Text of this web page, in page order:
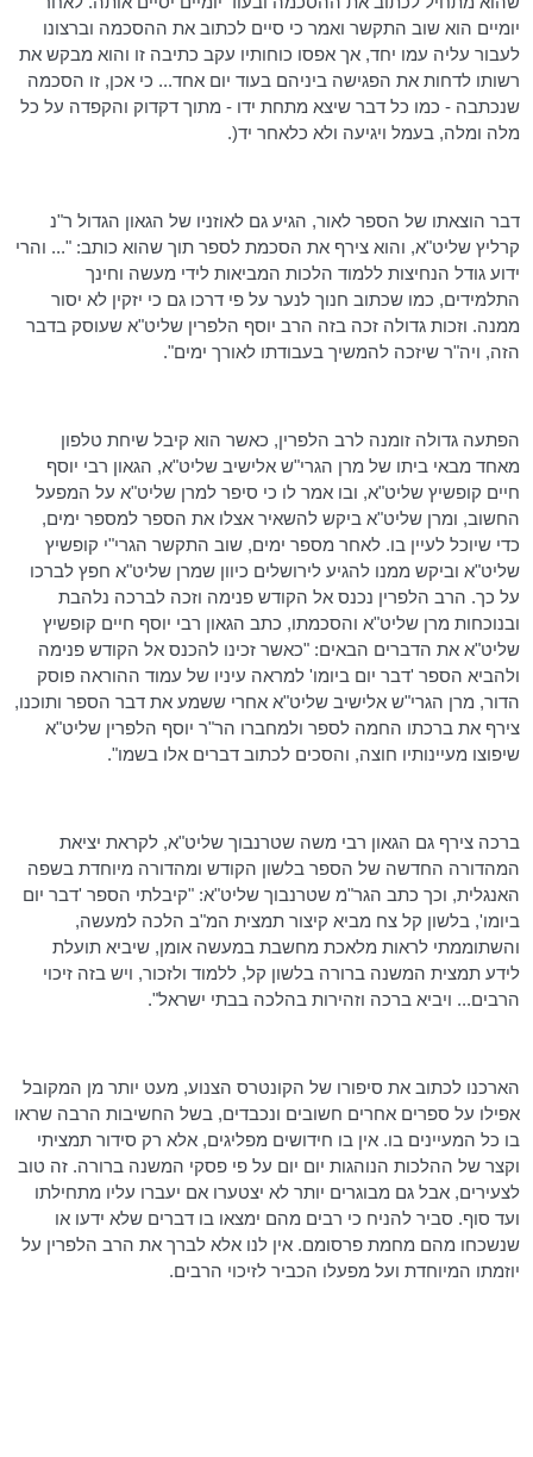
יומיים הוא שוב התקשר ואמר כי סיים לכתוב את ההסכמה וברצונו
לעבור עליה עמו יחד, אך אפסו כוחותיו עקב כתיבה זו והוא מבקש את
רשותו לדחות את הפגישה ביניהם בעוד יום אחד... כי אכן, זו הסכמה
שנכתבה - כמו כל דבר שיצא מתחת ידו - מתוך דקדוק והקפדה על כל
מלה ומלה, בעמל ויגיעה ולא כלאחר יד(.
דבר הוצאתו של הספר לאור, הגיע גם לאוזניו של הגאון הגדול ר"נ
קרליץ שליט"א, והוא צירף את הסכמת לספר תוך שהוא כותב: "... והרי
ידוע גודל הנחיצות ללמוד הלכות המביאות לידי מעשה וחינך
התלמידים, כמו שכתוב חנוך לנער על פי דרכו גם כי יזקין לא יסור
ממנה. וזכות גדולה זכה בזה הרב יוסף הלפרין שליט"א שעוסק בדבר
הזה, ויה"ר שיזכה להמשיך בעבודתו לאורך ימים".
הפתעה גדולה זומנה לרב הלפרין, כאשר הוא קיבל שיחת טלפון
מאחד מבאי ביתו של מרן הגרי"ש אלישיב שליט"א, הגאון רבי יוסף
חיים קופשיץ שליט"א, ובו אמר לו כי סיפרלמרן שליט"א על המפעל
החשוב, ומרן שליט"א ביקש להשאיר אצלו את הספר למספר ימים,
כדי שיוכל לעיין בו. לאחר מספר ימים, שוב התקשר הגרי"י קופשיץ
שליט"א וביקש ממנו להגיע לירושלים כיוון שמרן שליט"א חפץ לברכו
על כך. הרב הלפרין נכנס אל הקודש פנימה וזכה לברכה נלהבת
ובנוכחות מרן שליט"א והסכמתו, כתב הגאון רבי יוסף חיים קופשיץ
שליט"א את הדברים הבאים: "כאשר זכינו להכנס אל הקודש פנימה
ולהביא הספר 'דבר יום ביומו' למראה עיניו של עמוד ההוראה פוסק
הדור, מרן הגרי"ש אלישיב שליט"א אחרי ששמע את דבר הספר ותוכנו,
צירף את ברכתו החמה לספר ולמחברו הר"ר יוסף הלפרין שליט"א
שיפוצו מעיינותיו חוצה, והסכים לכתוב דברים אלו בשמו".
ברכה צירף גם הגאון רבי משהשטרנבוך שליט"א, לקראת יציאת
המהדורה החדשה של הספר בלשון הקודש ומהדורה מיוחדת בשפה
האנגלית, וכך כתב הגר"מ שטרנבוך שליט"א: "קיבלתי הספר 'דבר יום
ביומו', בלשון קל צח מביא קיצור תמצית המ"ב הלכה למעשה,
והשתוממתי לראות מלאכת מחשבת במעשה אומן, שיביא תועלת
לידע תמצית המשנה ברורה בלשון קל, ללמוד ולזכור, ויש בזה זיכוי
הרבים... ויביא ברכה וזהירות בהלכה בבתי ישראל".
הארכנו לכתוב את סיפורו של הקונטרס הצנוע, מעט יותר מן המקובל
אפילו על ספרים אחרים חשובים ונכבדים, בשל החשיבות הרבה שראו
בו כל המעיינים בו. אין בו חידושים מפליגים, אלא רק סידור תמציתי
וקצר של ההלכות הנוהגות יום יום על פי פסקי המשנה ברורה. זה טוב
לצעירים, אבל גם מבוגרים יותר לא יצטערו אם יעברו עליו מתחילתו
ועד סוף. סביר להניח כי רבים מהם ימצאו בו דברים שלא ידעו או
שנשכחו מהם מחמת פרסומם. אין לנו אלא לברך את הרב הלפרין על
יוזמתו המיוחדת ועל מפעלו הכביר לזיכוי הרבים.